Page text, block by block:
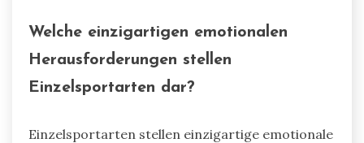
Welche einzigartigen emotionalen
Herausforderungen stellen
Einzelsportarten dar?
Einzelsportarten stellen einzigartige emotionale